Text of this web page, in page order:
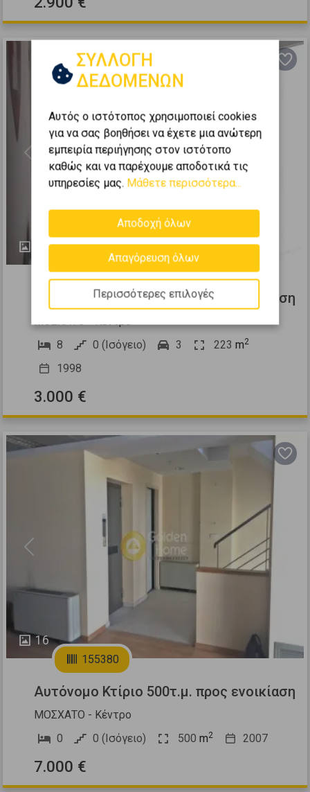
25
Previous
335753
Αυτόνομο Κτίριο 223τ.μ. προς ενοικίαση
8
0 (Ισόγειο) 3 223 m2
1998
3.000 €
16
Previous
155380
Αυτόνομο Κτίριο 500τ.μ. προς ενοικίαση
ΜΟΣΧΑΤΟ - Κέντρο
0
0 (Ισόγειο) 500 m2 2007
7.000 €
ΣΥΛΛΟΓΗ
ΔΕΔΟΜΕΝΩΝ
Αυτός ο ιστότοπος χρησιμοποιεί cookies
για να σας βοηθήσει να έχετε μια ανώτερη
εμπειρία περιήγησης στον ιστότοπο
καθώς και να παρέχουμε αποδοτικά τις
υπηρεσίες μας. Μάθετε περισσότερα...
Αποδοχή όλων
Απαγόρευση όλων
Περισσότερες επιλογές